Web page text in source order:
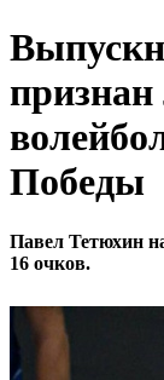
Победы
Павел Тетюхин
16 очков.